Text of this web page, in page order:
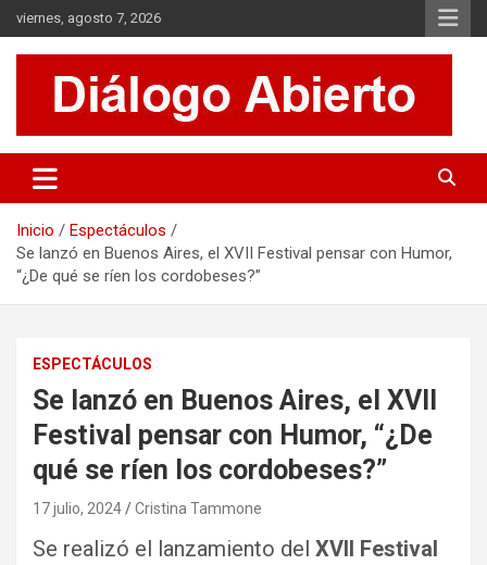
Saltar
al
contenido
viernes, agosto 7, 2026
Diálogo Abierto
Se tratan diversos temas de actualidad buscando hacer un
aporte a la sociedad, brindando información relevante de lo que
Inicio
Espectáculos
Se lanzó en Buenos Aires, el XVII Festival pensar con Humor,
“¿De qué se ríen los cordobeses?”
ESPECTÁCULOS
Se lanzó en Buenos Aires, el XVII
Festival pensar con Humor, “¿De
qué se ríen los cordobeses?”
17 julio, 2024 Cristina Tammone
Se realizó el lanzamiento del XVII Festival